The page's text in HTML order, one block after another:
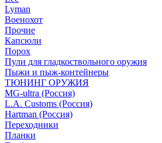
Lyman
Военохот
Прочие
Капсюли
Порох
Пули для гладкоствольного оружия
Пыжи и пыж-контейнеры
ТЮНИНГ ОРУЖИЯ
MG-ultra (Россия)
L.A. Customs (Россия)
Hartman (Россия)
Переходники
Планки